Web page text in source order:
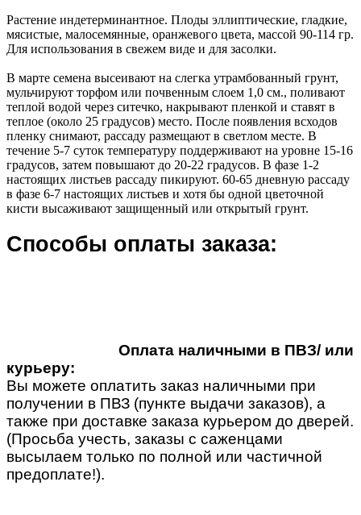
Растение индетерминантное. Плоды эллиптические, гладкие,
мясистые, малосемянные, оранжевого цвета, массой 90-114 гр.
Для использования в свежем виде и для засолки.
В марте семена высеивают на слегка утрамбованный грунт,
мульчируют торфом или почвенным слоем 1,0 см., поливают
теплой водой через ситечко, накрывают пленкой и ставят в
теплое (около 25 градусов) место. После появления всходов
пленку снимают, рассаду размещают в светлом месте. В
течение 5-7 суток температуру поддерживают на уровне 15-16
градусов, затем повышают до 20-22 градусов. В фазе 1-2
настоящих листьев рассаду пикируют. 60-65 дневную рассаду
в фазе 6-7 настоящих листьев и хотя бы одной цветочной
кисти высаживают защищенный или открытый грунт.
Способы оплаты заказа:
Оплата наличными в ПВЗ/ или
курьеру:
Вы можете оплатить заказ наличными при
получении в ПВЗ (пункте выдачи заказов), а
также при доставке заказа курьером до дверей.
(Просьба учесть, заказы с саженцами
высылаем только по полной или частичной
предоплате!).